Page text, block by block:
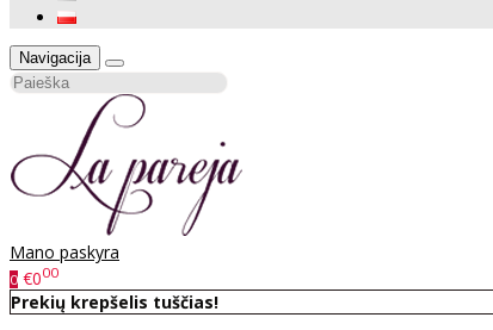
Navigacija
Mano paskyra
0 €000
Prekių krepšelis tuščias!